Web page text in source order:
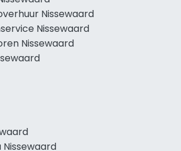
Nissewaard
Nissewaard
Nissewaard
Nissewaard